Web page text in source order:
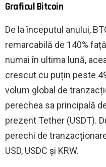
Graficul Bitcoin
De la începutul anului,
remarcabilă de 140%
numai în ultima lună,
crescut cu puțin peste
volum global de
perechea sa principală
prezent Tether (USDT).
perechi de
USD, USDC și KRW.